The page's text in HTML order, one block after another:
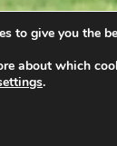
ENERGIA
Osemročný
VYBAVENIE
dobýva
post – aj
to give you the
about which
.